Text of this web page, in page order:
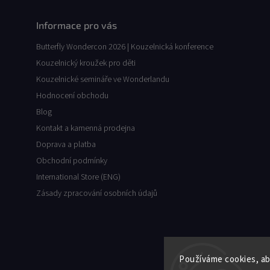
Používáme cookies,
Informace pro vás
Butterfly Wondercon 2026 | Kouzelnická konference
Kouzelnický kroužek pro děti
Kouzelnické semináře ve Wonderlandu
Hodnocení obchodu
Blog
Kontakt a kamenná prodejna
Doprava a platba
Obchodní podmínky
International Store (ENG)
Zásady zpracování osobních údajů